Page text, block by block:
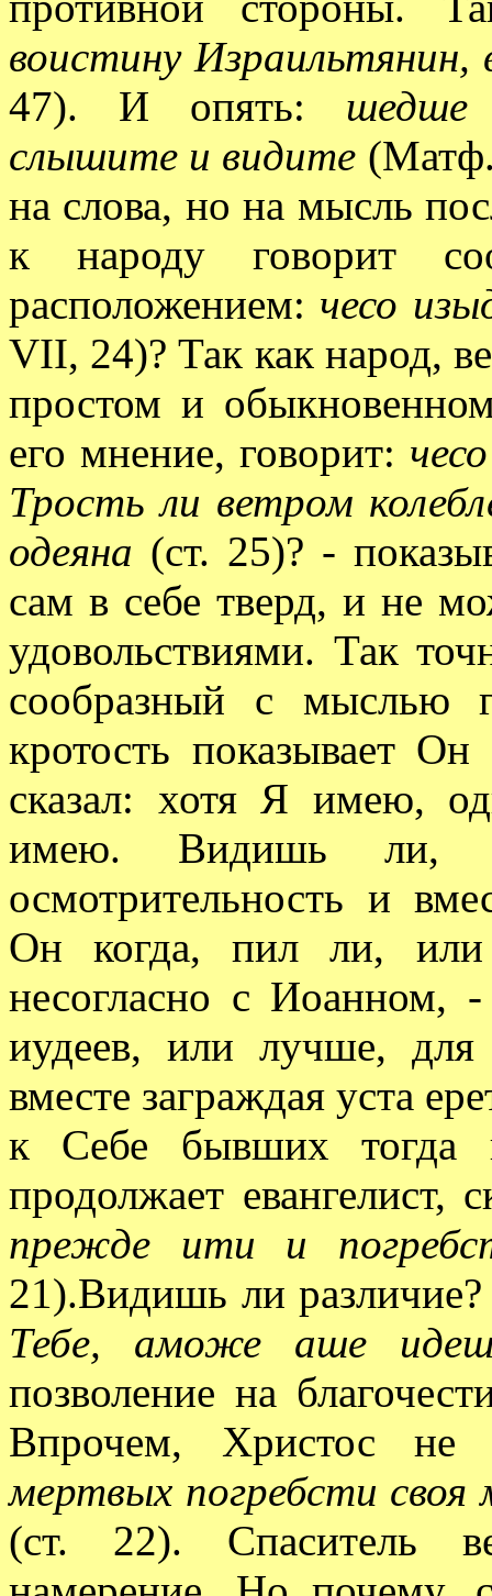
воистину
47). И опять: шедше
слышите и видите
на слова, но на мысль
к народу говорит
расположением: чесо
VII, 24)? Так как народ,
простом и
его мнение, говорит:
Трость ли ветром
одеяна (ст. 25)? -
сам в себе тверд, и не
удовольствиями. Так
сообразный с мыслью
кротость показывает
сказал: хотя Я имею,
имею. Видишь ли,
осмотрительность и
Он когда, пил ли, или
несогласно с Иоанном,
иудеев, или лучше, для
вместе заграждая уста
к Себе бывших тогда
продолжает евангелист,
прежде ити и
21).Видишь ли
Тебе, аможе аше
позволение на
Впрочем, Христос не
мертвых погребсти
(ст. 22). Спаситель